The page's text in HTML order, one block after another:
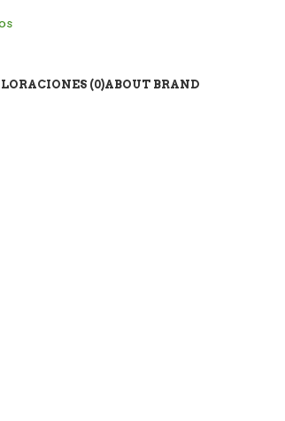
(0)ABOUT BRAND